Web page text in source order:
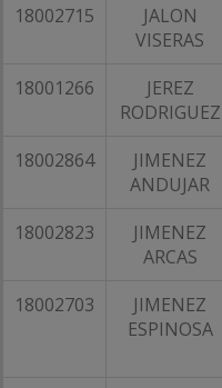
18002715
JALON
VISERAS
18001266
JEREZ
RODRIGUEZ
18002864
JIMENEZ
ANDUJAR
18002823
JIMENEZ
ARCAS
18002703
JIMENEZ
ESPINOSA